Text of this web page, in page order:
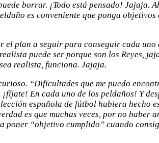
borrar. ¡Todo está pensado! Jajaja.
es conveniente que ponga objetivos
plan a seguir para conseguir cada
puede ser porque son los Reyes,
realista, funciona. Jajaja.
“Dificultades que me puedo
En cada uno de los peldaños! Y
española de fútbol hubiera hecho
es que muchas veces, por no haber
poner “objetivo cumplido” cuando